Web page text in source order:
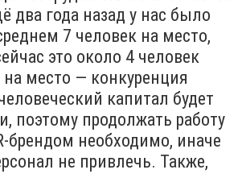
два года назад у нас было
7 человек на место,
это около 4 человек
на место — конкуренция
капитал будет
поэтому продолжать работу
брендом необходимо, иначе
не привлечь. Также,